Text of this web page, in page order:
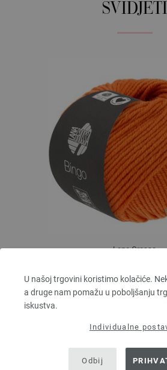
U našoj trgovini koristimo kolačiće.
a druge nam pomažu u poboljšanju
iskustva.
Individualne
Odbij
SVIDJETI
Lana Grossa
100 % Djevicavuna
Dužina: otprilike 80
3,83 $RRP:5,84 $
next